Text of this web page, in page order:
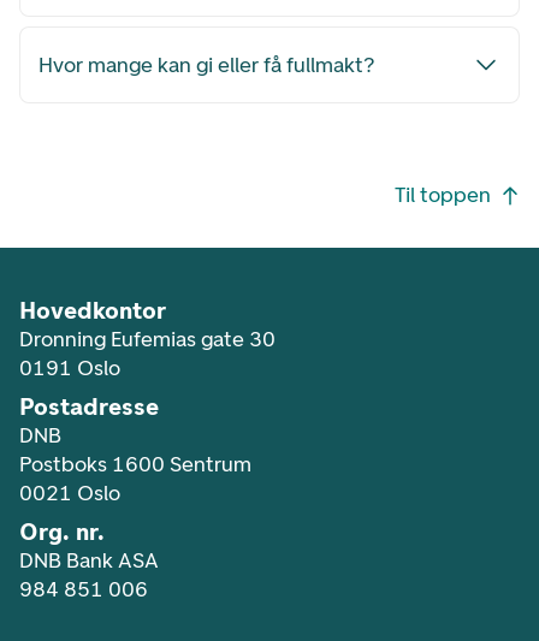
Hvor mange kan gi eller få fullmakt?
Til toppen
Hovedkontor
Dronning Eufemias gate 30
0191 Oslo
Postadresse
DNB
Postboks 1600 Sentrum
0021 Oslo
Org. nr.
DNB Bank ASA
984 851 006